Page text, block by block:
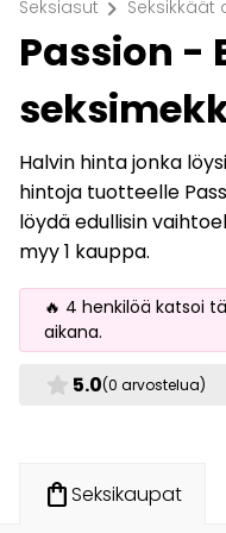
Seksiasut chevron_right Seksikkäät
Passion -
Halvin hinta jonka
hintoja tuotteelle
löydä edullisin
myy 1 kauppa.
🔥 4 henkilöä katsoi
aikana.
star 5.0(0 arvostelua)
shopping_bagSeksikaupat